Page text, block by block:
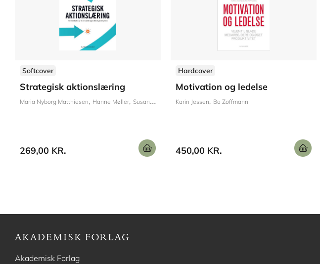
Softcover
Strategisk aktionslæring
Maria Nyborg Matthiesen Hanne Møller Susan Starbæk
269,00 KR.
Hardcover
Motivation og ledelse
Karin Jessen Bo Zoffmann
450,00 KR.
Akademisk Forlag